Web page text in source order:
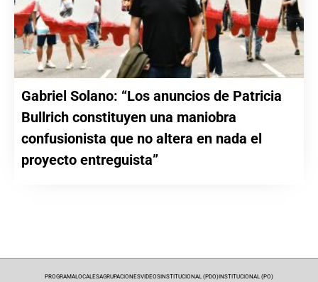
Gabriel Solano: “Los anuncios de Patricia
Bullrich constituyen una maniobra
confusionista que no altera en nada el
proyecto entreguista”
PROGRAMALOCALESAGRUPACIONESVIDEOSINSTITUCIONAL (PDO)INSTITUCIONAL (PO)